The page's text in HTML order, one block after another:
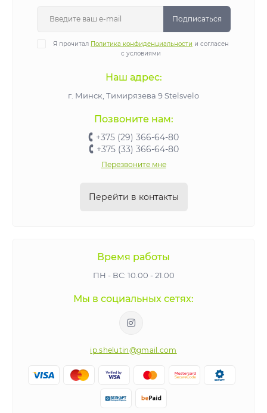
Подписаться
Я прочитал Политика конфиденциальности и согласен
с условиями
Наш адрес:
г. Минск, Тимирязева 9 Stelsvelo
Позвоните нам:
+375 (29) 366-64-80
+375 (33) 366-64-80
Перезвоните мне
Перейти в контакты
Время работы
ПН - ВС: 10.00 - 21.00
Мы в социальных сетях:
ip.shelutin@gmail.com